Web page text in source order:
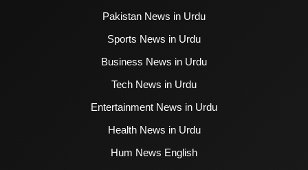
Pakistan News in Urdu
Sports News in Urdu
Business News in Urdu
Tech News in Urdu
Entertainment News in Urdu
Health News in Urdu
Hum News English